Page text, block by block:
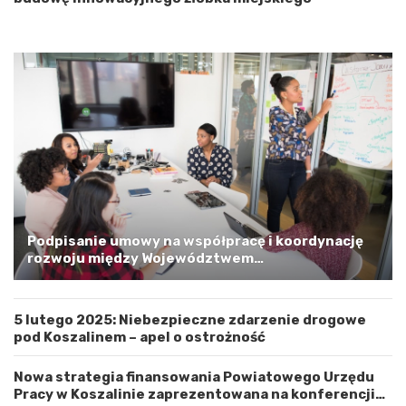
p
k
i
m
G
n
i
a
s
t
e
Podpisanie umowy na współpracę i koordynację
rozwoju między Województwem
Zachodniopomorskim a Gminą Miastem Koszalin
5 lutego 2025: Niebezpieczne zdarzenie drogowe
pod Koszalinem – apel o ostrożność
Nowa strategia finansowania Powiatowego Urzędu
Pracy w Koszalinie zaprezentowana na konferencji